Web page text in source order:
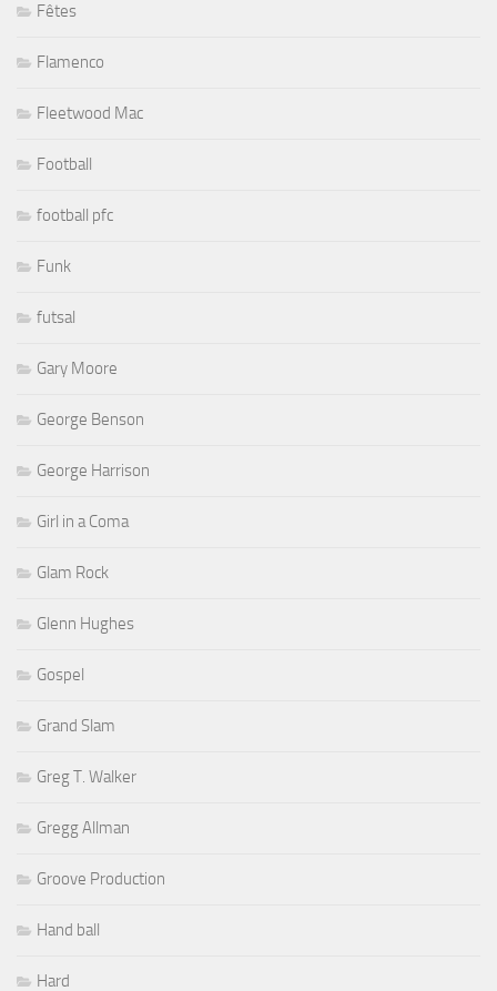
Fêtes
Flamenco
Fleetwood Mac
Football
football pfc
Funk
futsal
Gary Moore
George Benson
George Harrison
Girl in a Coma
Glam Rock
Glenn Hughes
Gospel
Grand Slam
Greg T. Walker
Gregg Allman
Groove Production
Hand ball
Hard